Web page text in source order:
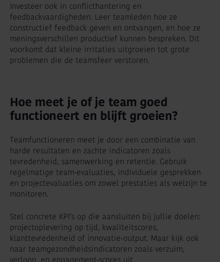
Investeer ook in conflicthantering en
feedbackvaardigheden. Leer teamleden hoe ze
constructief feedback geven en ontvangen, en hoe ze
meningsverschillen productief kunnen bespreken. Dit
voorkomt dat kleine irritaties uitgroeien tot grote
problemen die de teamsfeer verstoren.
Hoe meet je of je team goed
functioneert en blijft groeien?
Teamfunctioneren meet je door een combinatie van
harde resultaten en zachte indicatoren zoals
tevredenheid, samenwerking en retentie. Gebruik
regelmatige team-evaluaties, individuele gesprekken
en projectevaluaties om zowel prestaties als welzijn te
monitoren.
Stel concrete KPI’s op die aansluiten bij jullie doelen:
projectoplevering op tijd, kwaliteitscores,
klanttevredenheid of innovatie-output. Maar kijk ook
naar teamgezondheidsindicatoren zoals verzuim,